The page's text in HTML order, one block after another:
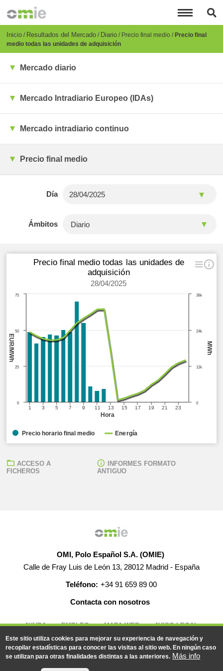
principal
Breadcrumb
Inicio Resultados del Mercado Diario Precio final medio Precio final
medio todas las unidades de adquisición
Mercado diario
Mercado Intradiario Europeo (IDAs)
Mercado intradiario continuo
Precio final medio
Día
Ámbitos
Hora
MWh
EUR/MWh
Precio final medio todas las unidades de
adquisición
28/04/2025
1 3 5 7 9 11 13 15 17 19 21 23
0
12k
24k
36k
0
25
50
75
Precio horario final medio Energía
ACCESO A
FICHEROS
INFORMES FORMATO
ANTIGUO
OMI, Polo Español S.A. (OMIE)
Calle de Fray Luis de León 13, 28012 Madrid - España
Teléfono: +34 91 659 89 00
Contacta con nosotros
© 2019-2026 - Todos los derechos reservados
AYUDA EMPLEO MAPA WEB AVISO LEGAL
Este sitio utiliza cookies para mejorar su experiencia de navegación y
recopilar estadísticas para conocer las visitas al sitio web. En ningún caso
se utilizan para otras finalidades distintas a las anteriores. Más info